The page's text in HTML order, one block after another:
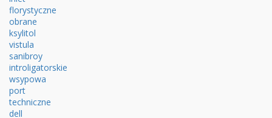
florystyczne
obrane
ksylitol
vistula
sanibroy
introligatorskie
wsypowa
port
techniczne
dell